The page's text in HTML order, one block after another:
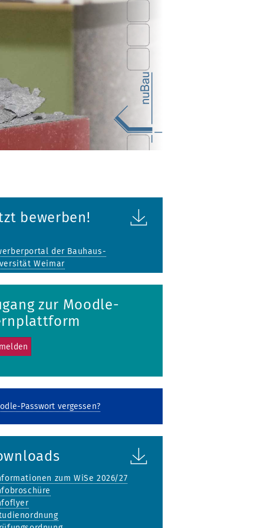
bewerben!
der Bauhaus-
Weimar
zur Moodle-
Passwort vergessen?
zum WiSe 2026/27